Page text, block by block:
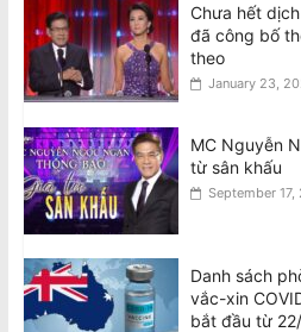
Chưa hết
đã công bố
theo
January 23,
MC Nguyễn
từ sân khấu
September 17,
Danh sách
vắc-xin
bắt đầu từ